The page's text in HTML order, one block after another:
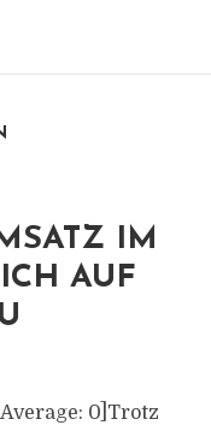
IM
AUF
0]Trotz